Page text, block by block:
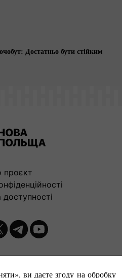
Достатньо бути стійким
ви даєте згоду на обробку
проєкт
доступності